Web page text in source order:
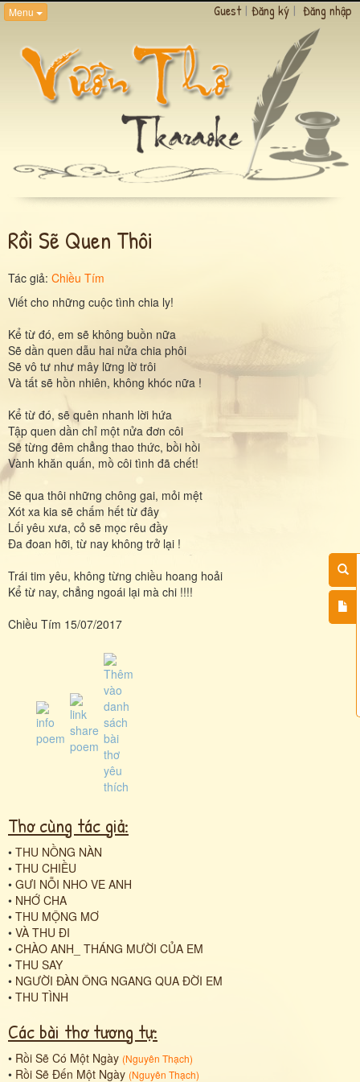
Menu Guest | Đăng ký | Đăng nhập
Rồi Sẽ Quen Thôi
Tác giả: Chiều Tím
Viết cho những cuộc tình chia ly!
Kể từ đó, em sẽ không buồn nữa
Sẽ dần quen dẫu hai nửa chia phôi
Sẽ vô tư như mây lững lờ trôi
Và tất sẽ hồn nhiên, không khóc nữa !
Kể từ đó, sẽ quên nhanh lời hứa
Tập quen dần chỉ một nửa đơn côi
Sẽ từng đêm chẳng thao thức, bồi hồi
Vành khăn quấn, mồ côi tình đã chết!
Sẽ qua thôi những chông gai, mỏi mệt
Xót xa kia sẽ chấm hết từ đây
Lối yêu xưa, cỏ sẽ mọc rêu đầy
Đa đoan hỡi, từ nay không trở lại !
Trái tim yêu, không từng chiều hoang hoải
Kể từ nay, chẳng ngoái lại mà chi !!!!
Chiều Tím 15/07/2017
Thơ cùng tác giả:
• THU NỒNG NÀN
• THU CHIỀU
• GƯI NỖI NHO VE ANH
• NHỚ CHA
• THU MỘNG MƠ
• VÀ THU ĐI
• CHÀO ANH_ THÁNG MƯỜI CỦA EM
• THU SAY
• NGƯỜI ĐÀN ÔNG NGANG QUA ĐỜI EM
• THU TÌNH
Các bài thơ tương tự:
• Rồi Sẽ Có Một Ngày (Nguyên Thạch)
• Rồi Sẽ Đến Một Ngày (Nguyên Thạch)